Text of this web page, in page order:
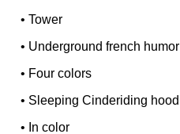
•Tower
• Underground french humor
• Four colors
• Sleeping Cinderiding hood
• In color